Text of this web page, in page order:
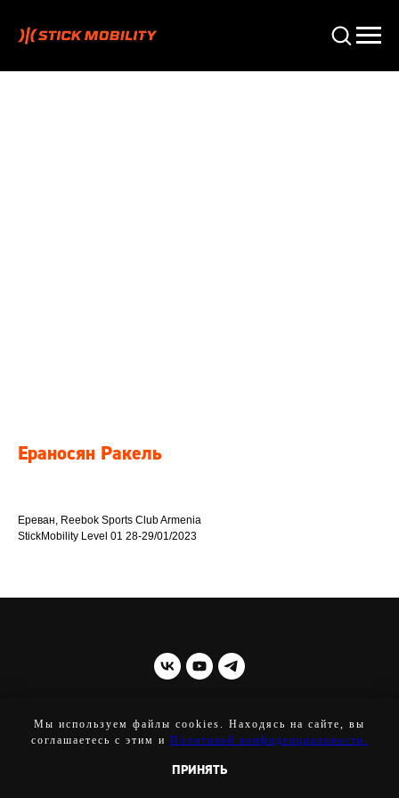
Ераносян Ракель
Ереван, Reebok Sports Club Armenia
StickMobility Level 01 28-29/01/2023
Мы используем файлы cookies. Находясь на сайте, вы
соглашаетесь с этим и Политикой конфиденциальности.
ПРИНЯТЬ
ВВЕРХ